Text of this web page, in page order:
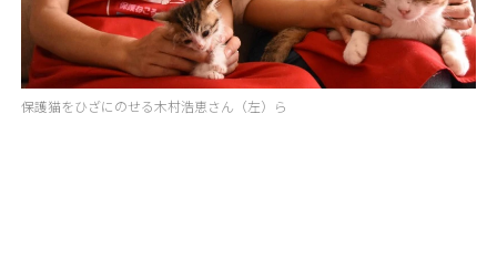
保護猫をひざにのせる木村浩恵さん（左）ら